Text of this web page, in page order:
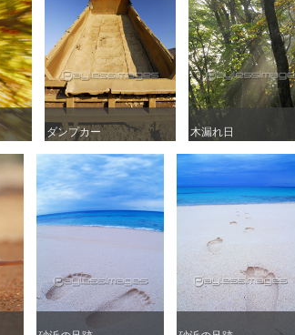
ダンプカー
ダンプカー 木漏れ日
木漏れ日